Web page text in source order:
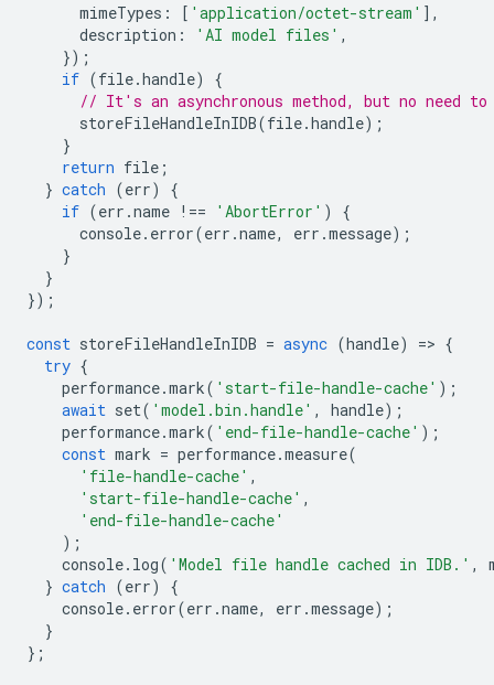
mimeTypes : [ 'application/octet-stream' ],
description : 'AI model files' ,
});
if (file.handle)
{
// It's an asynchronous method, but no need
storeFileHandleInIDB(file.handle);
}
return file ;
} catch (err)
{
if (err .name !== 'AbortError' )
{
console. error(err .name, err .message);
}
}
});
const storeFileHandleInIDB = async (handle) => {
try {
performance.mark( 'start-file-handle-cache' );
await set( 'model.bin.handle' , handle);
performance.mark( 'end-file-handle-cache' );
const mark = performance.measure(
'file-handle-cache' ,
'start-file-handle-cache' ,
'end-file-handle-cache'
);
console. log( 'Model file handle cached in IDB.' ,
} catch (err)
{
console. error(err .name, err .message);
}
};